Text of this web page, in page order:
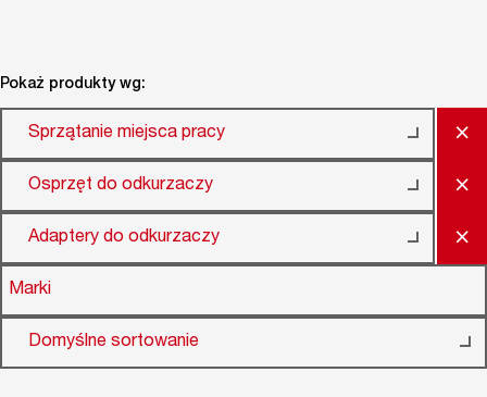
Pokaż produkty wg:
Sprzątanie miejsca pracy ×
Osprzęt do odkurzaczy ×
Adaptery do odkurzaczy ×
Marki
Domyślne sortowanie